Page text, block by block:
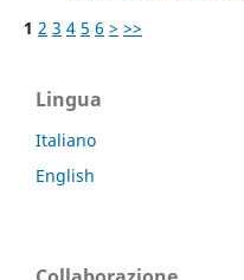
1 2 3 4 5 6 > >>
Lingua
Italiano
English